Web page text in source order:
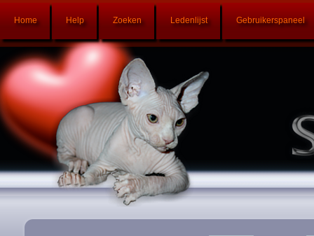
Home Help Zoeken Ledenlijst Gebruikerspaneel